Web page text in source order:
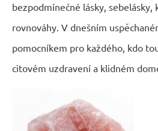
bezpodmínečné lásky, sebelásky,
rovnováhy. V dnešním
pomocníkem pro každého, kdo
citovém uzdravení a klidném